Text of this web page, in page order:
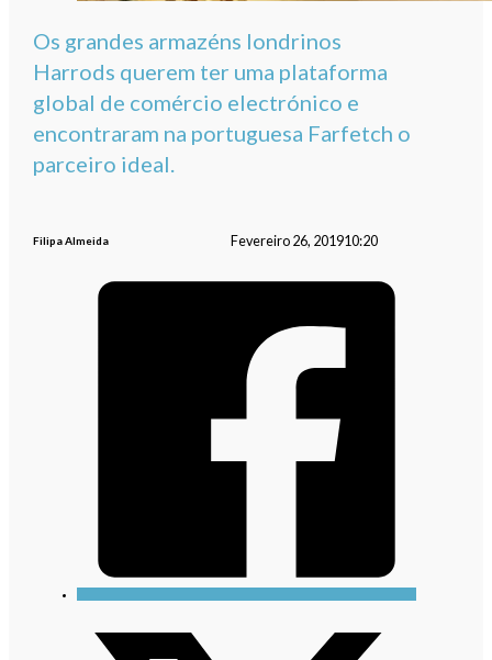
Os grandes armazéns londrinos
Harrods querem ter uma plataforma
global de comércio electrónico e
encontraram na portuguesa Farfetch o
parceiro ideal.
Filipa Almeida Fevereiro 26, 201910:20